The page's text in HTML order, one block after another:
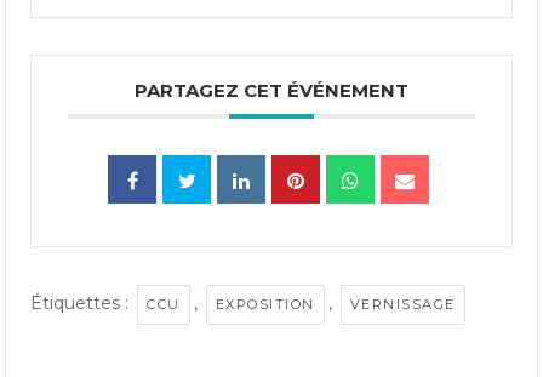
PARTAGEZ CET ÉVÉNEMENT
Étiquettes : CCU , EXPOSITION , VERNISSAGE